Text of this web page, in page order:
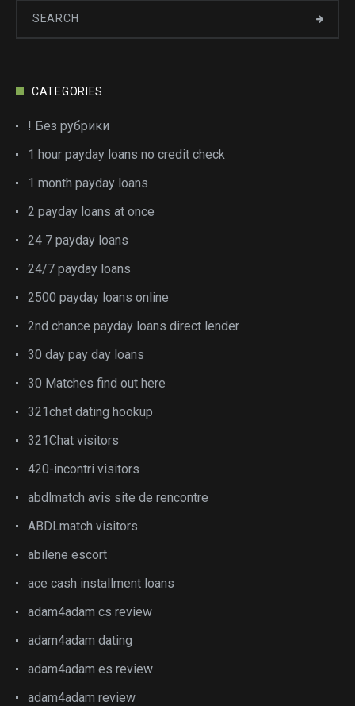
CATEGORIES
! Без рубрики
1 hour payday loans no credit check
1 month payday loans
2 payday loans at once
24 7 payday loans
24/7 payday loans
2500 payday loans online
2nd chance payday loans direct lender
30 day pay day loans
30 Matches find out here
321chat dating hookup
321Chat visitors
420-incontri visitors
abdlmatch avis site de rencontre
ABDLmatch visitors
abilene escort
ace cash installment loans
adam4adam cs review
adam4adam dating
adam4adam es review
adam4adam review